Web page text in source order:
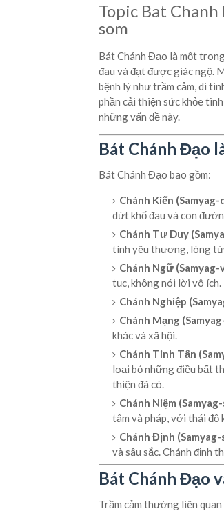
Topic Bat
som
Bát Chánh Đạo là một
đau và đạt được giác ngộ.
bệnh lý như trầm cảm, di
phần cải thiện sức khỏe
những vấn đề này.
Bát Chánh Đạo
Bát Chánh Đạo bao gồm:
Chánh Kiến
dứt khổ đau và con
Chánh Tư Duy
tình yêu thương, lòng từ
Chánh Ngữ (Samyag-
tục, không nói lời vô ích.
Chánh Nghiệp
Chánh Mạng
khác và xã hội.
Chánh Tinh Tấn
loại bỏ những điều bất
thiện đã có.
Chánh Niệm
tâm và pháp, với thái độ
Chánh Định (Samyag-
và sâu sắc. Chánh định
Bát Chánh Đạo
Trầm cảm thường liên